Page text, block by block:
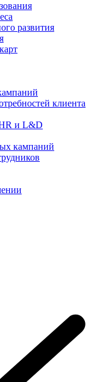
развития
клиента
и L&D
кампаний